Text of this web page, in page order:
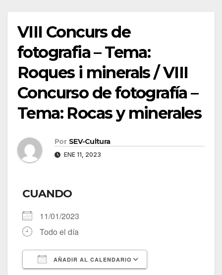
VIII Concurs de
fotografia – Tema:
Roques i minerals / VIII
Concurso de fotografía –
Tema: Rocas y minerales
Por SEV-Cultura
ENE 11, 2023
CUANDO
11/01/2023
Todo el día
AÑADIR AL CALENDARIO